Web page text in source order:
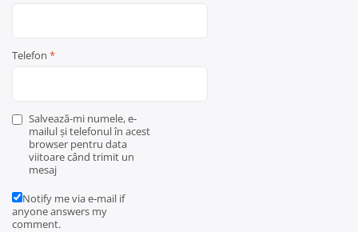
Telefon *
Salvează-mi numele, e-
mailul și telefonul în acest
browser pentru data
viitoare când trimit un
mesaj
Notify me via e-mail if
anyone answers my
comment.